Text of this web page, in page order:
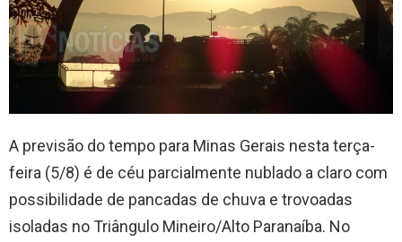
A previsão do tempo para Minas Gerais nesta terça-
feira (5/8) é de céu parcialmente nublado a claro com
possibilidade de pancadas de chuva e trovoadas
isoladas no Triângulo Mineiro/Alto Paranaíba. No